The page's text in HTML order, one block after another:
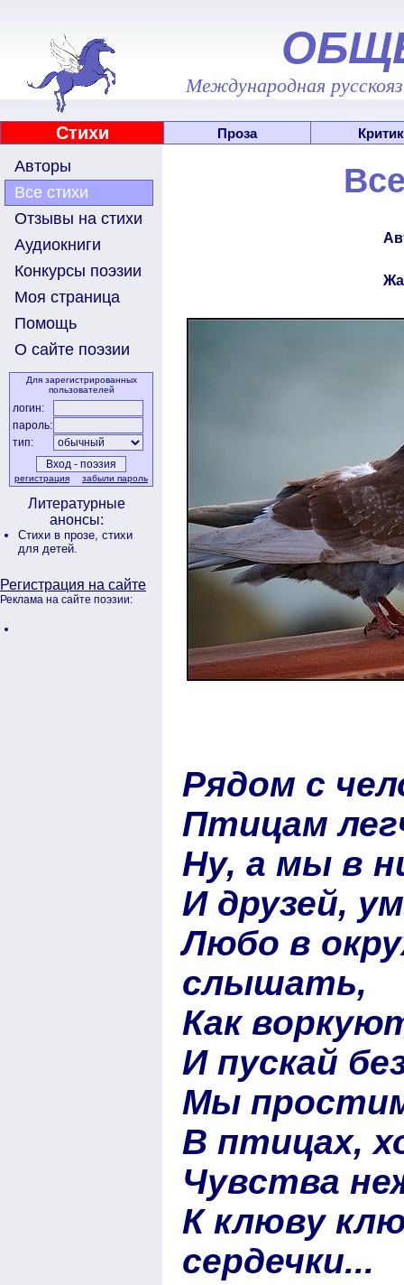
Международная
Стихи Проза
Авторы
Все стихи
Отзывы на стихи
Аудиокниги
Конкурсы поэзии
Моя страница
Помощь
О сайте поэзии
Для зарегистрированных
пользователей
логин:
пароль:
тип:
регистрация забыли пароль
Литературные
анонсы:
Стихи в прозе, стихи
для детей.
Регистрация на сайте
Реклама на сайте поэзии:
Рядом с
Птицам
Ну, а мы в
И друзей,
Любо в
слышать,
Как
И пускай
Мы
В птицах,
Чувства
К клюву
сердечки...